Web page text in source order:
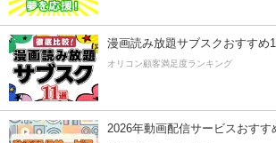
漫画読み放題サブスクおすすめ
オリコン顧客満足度ランキング
2026年動画配信サービスおすす